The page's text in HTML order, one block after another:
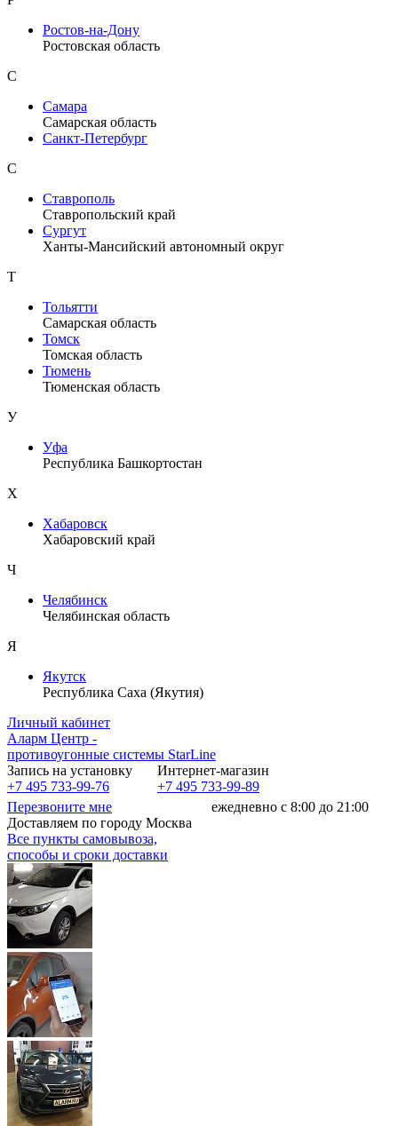
Ростов-на-Дону
Ростовская область
С
Самара
Самарская область
Санкт-Петербург
С
Ставрополь
Ставропольский край
Сургут
Ханты-Мансийский автономный округ
Т
Тольятти
Самарская область
Томск
Томская область
Тюмень
Тюменская область
У
Уфа
Республика Башкортостан
Х
Хабаровск
Хабаровский край
Ч
Челябинск
Челябинская область
Я
Якутск
Республика Саха (Якутия)
Личный кабинет
Аларм Центр -
противоугонные системы StarLine
Запись на установку
+7 495 733-99-76
Интернет-магазин
+7 495 733-99-89
Перезвоните мне
ежедневно с 8:00 до 21:00
Доставляем по городу Москва
Все пункты самовывоза,
способы и сроки доставки